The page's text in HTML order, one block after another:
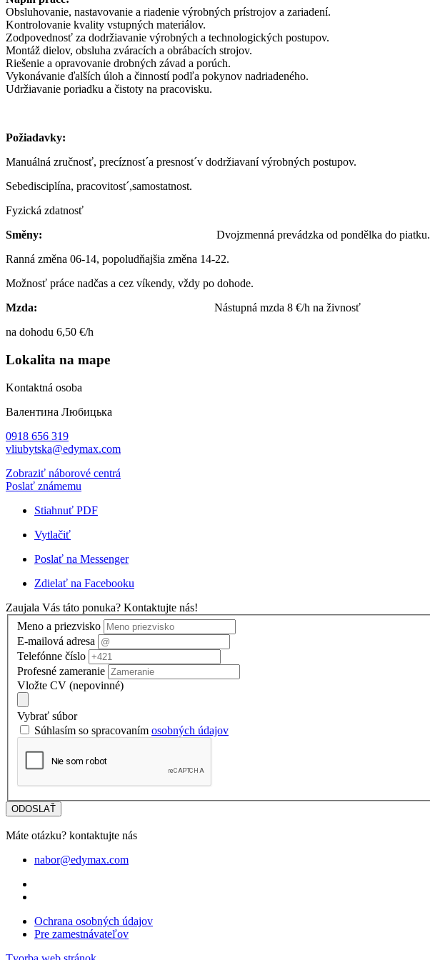
Obsluhovanie, nastavovanie a riadenie výrobných prístrojov a zariadení.
Kontrolovanie kvality vstupných materiálov.
Zodpovednosť za dodržiavanie výrobných a technologických postupov.
Montáž dielov, obsluha zváracích a obrábacích strojov.
Riešenie a opravovanie drobných závad a porúch.
Vykonávanie ďalších úloh a činností podľa pokynov nadriadeného.
Udržiavanie poriadku a čistoty na pracovisku.
Požiadavky:
Manuálná zručnosť, precíznost´a presnost´v dodržiavaní výrobných postupov.
Sebedisciplína, pracovitost´,samostatnost.
Fyzická zdatnosť
Směny:
Dvojzmenná prevádzka od pondělka do piatku.
Ranná změna 06-14, popoludňajšia změna 14-22.
Možnosť práce nadčas a cez víkendy, vždy po dohode.
Mzda: Nástupná mzda 8 €/h na živnosť
na dohodu 6,50 €/h
Lokalita na mape
Kontaktná osoba
Валентина Любицька
0918 656 319
vliubytska@edymax.com
Zobraziť náborové centrá
Poslať známemu
Stiahnuť PDF
Vytlačiť
Poslať na Messenger
Zdielať na Facebooku
Zaujala Vás táto ponuka? Kontaktujte nás!
Meno a priezvisko
E-mailová adresa
Telefónne číslo
Profesné zameranie
Vložte CV (nepovinné)
Vybrať súbor
Súhlasím so spracovaním osobných údajov
ODOSLAŤ
Máte otázku? kontaktujte nás
nabor@edymax.com
Ochrana osobných údajov
Pre zamestnávateľov